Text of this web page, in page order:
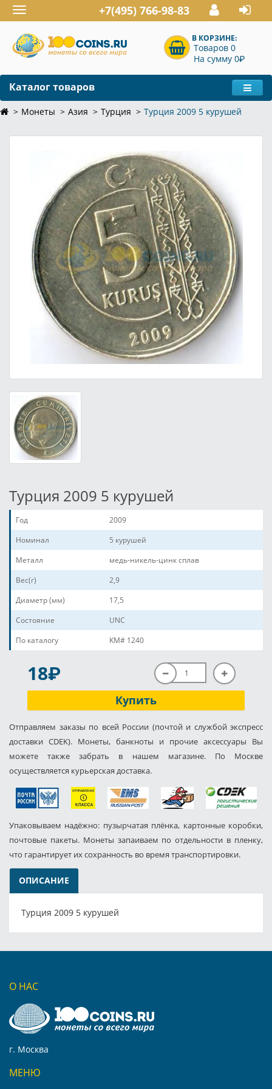
Toggle
navigation
+7(495) 766-98-83
В КОРЗИНЕ:
Товаров 0
На сумму 0P
Каталог товаров
Монеты Азия Турция Турция 2009 5 курушей
Турция 2009 5 курушей
Год
2009
Номинал
5 курушей
Металл
медь-никель-цинк сплав
Вес(г)
2,9
Диаметр (мм)
17,5
Состояние
UNC
По каталогу
KM# 1240
18P
Купить
Отправляем заказы по всей России (почтой и службой экспресс
доставки CDEK). Монеты, банкноты и прочие аксессуары Вы
можете также забрать в нашем магазине. По Москве
осуществляется курьерская доставка.
Упаковываем надёжно: пузырчатая плёнка, картонные коробки,
почтовые пакеты. Монеты запаиваем по отдельности в пленку,
что гарантирует их сохранность во время транспортировки.
ОПИСАНИЕ
Турция 2009 5 курушей
О НАС
г. Москва
МЕНЮ